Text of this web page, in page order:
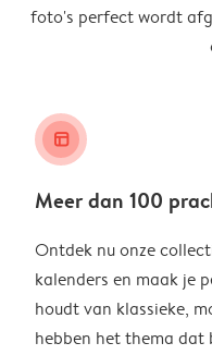
foto's perfect wordt
layout_alt
Meer dan 100
Ontdek nu onze
kalenders en maak je
houdt van klassieke,
hebben het thema dat